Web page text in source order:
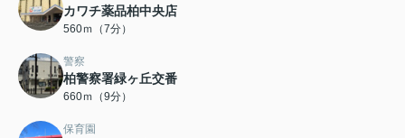
カワチ薬品柏中央店
560ｍ（7分）
警察
柏警察署緑ヶ丘交番
660ｍ（9分）
保育園